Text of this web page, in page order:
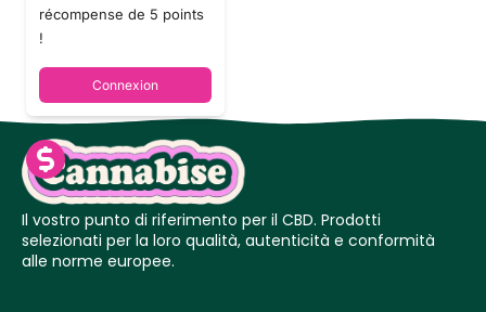
Il vostro punto di riferimento per il CBD. Prodotti
selezionati per la loro qualità, autenticità e conformità
alle norme europee.
récompense de 5 points
!
Connexion